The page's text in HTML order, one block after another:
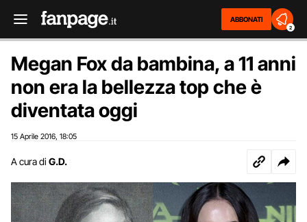
ABBONATI
2
Megan Fox da bambina, a 11 anni
non era la bellezza top che è
diventata oggi
15 Aprile 2016 18:05
A cura di G.D.